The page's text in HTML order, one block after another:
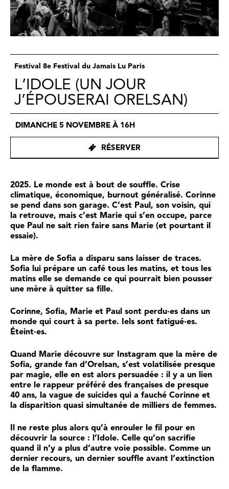
Festival 8e Festival du Jamais Lu Paris
L’IDOLE (UN JOUR
J’ÉPOUSERAI ORELSAN)
DIMANCHE 5 NOVEMBRE À 16H
RÉSERVER
2025. Le monde est à bout de souffle. Crise
climatique, économique, burnout généralisé. Corinne
se pend dans son garage. C’est Paul, son voisin, qui
la retrouve, mais c’est Marie qui s’en occupe, parce
que Paul ne sait rien faire sans Marie (et pourtant il
essaie).
La mère de Sofia a disparu sans laisser de traces.
Sofia lui prépare un café tous les matins, et tous les
matins elle se demande ce qui pourrait bien pousser
une mère à quitter sa fille.
Corinne, Sofia, Marie et Paul sont perdu·es dans un
monde qui court à sa perte. Iels sont fatigué·es.
Éteint·es.
Quand Marie découvre sur Instagram que la mère de
Sofia, grande fan d’Orelsan, s’est volatilisée presque
par magie, elle en est alors persuadée : il y a un lien
entre le rappeur préféré des françaises de presque
40 ans, la vague de suicides qui a fauché Corinne et
la disparition quasi simultanée de milliers de femmes.
Il ne reste plus alors qu’à enrouler le fil pour en
découvrir la source : l’Idole. Celle qu’on sacrifie
quand il n’y a plus d’autre voie possible. Comme un
dernier recours, un dernier souffle avant l’extinction
de la flamme.